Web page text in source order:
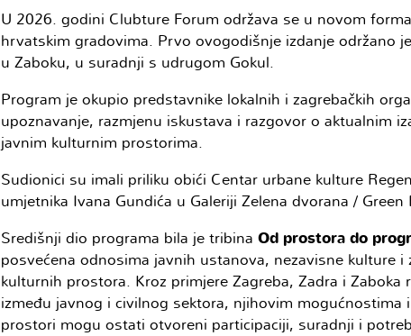
U 2026. godini Clubture Forum održava se u novom
hrvatskim gradovima. Prvo ovogodišnje izdanje održano
u Zaboku, u suradnji s udrugom Gokul.
Program je okupio predstavnike lokalnih i zagrebačkih
upoznavanje, razmjenu iskustava i razgovor o aktualnim
javnim kulturnim prostorima.
Sudionici su imali priliku obići Centar urbane kulture
umjetnika Ivana Gundića u Galeriji Zelena dvorana / Green
Središnji dio programa bila je tribinaOd prostora do
posvećena odnosima javnih ustanova, nezavisne kulture
kulturnih prostora. Kroz primjere Zagreba, Zadra i
između javnog i civilnog sektora, njihovim mogućnostima
prostori mogu ostati otvoreni participaciji, suradnji i